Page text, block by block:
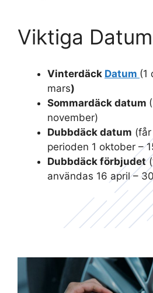
Viktiga Datum
Vinterdäck Datum (1
mars)
Sommardäck datum
november)
Dubbdäck datum
perioden 1 oktober –
Dubbdäck förbjudet
användas 16 april –